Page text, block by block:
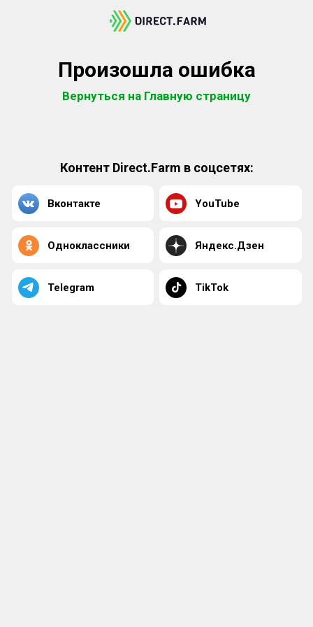
Произошла ошибка
Вернуться на Главную страницу
Контент Direct.Farm в соцсетях:
Вконтакте YouTube
Одноклассники Яндекс.Дзен
Telegram TikTok